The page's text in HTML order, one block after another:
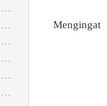
Mengingat